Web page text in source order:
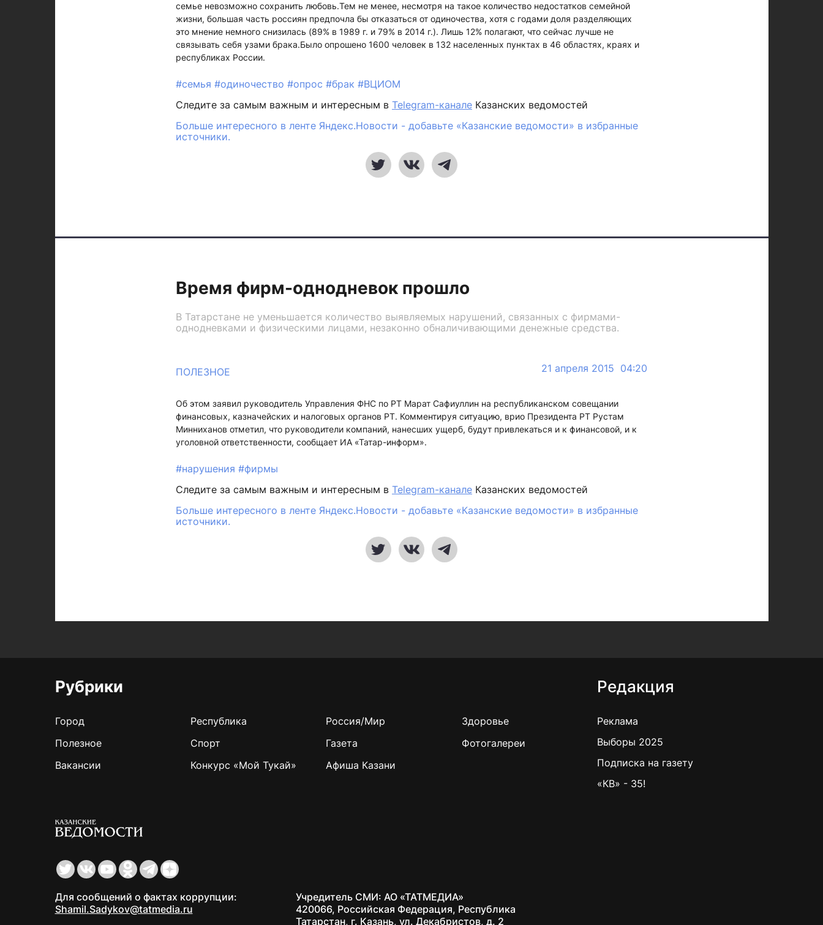
семье невозможно сохранить любовь.Тем не менее, несмотря на такое количество недостатков семейной
жизни, большая часть россиян предпочла бы отказаться от одиночества, хотя с годами доля разделяющих
это мнение немного снизилась (89% в 1989 г. и 79% в 2014 г.). Лишь 12% полагают, что сейчас лучше не
связывать себя узами брака.Было опрошено 1600 человек в 132 населенных пунктах в 46 областях, краях и
республиках России.
#семья #одиночество #опрос #брак #ВЦИОМ
Следите за самым важным и интересным в Telegram-канале Казанских ведомостей
Больше интересного в ленте Яндекс.Новости - добавьте «Казанские ведомости» в избранные
источники.
Время фирм-однодневок прошло
В Татарстане не уменьшается количество выявляемых нарушений, связанных с фирмами-
однодневками и физическими лицами, незаконно обналичивающими денежные средства.
ПОЛЕЗНОЕ 21 апреля 2015 04:20
Об этом заявил руководитель Управления ФНС по РТ Марат Сафиуллин на республиканском совещании
финансовых, казначейских и налоговых органов РТ. Комментируя ситуацию, врио Президента РТ Рустам
Минниханов отметил, что руководители компаний, нанесших ущерб, будут привлекаться и к финансовой, и к
уголовной ответственности, сообщает ИА «Татар-информ».
#нарушения #фирмы
Следите за самым важным и интересным в Telegram-канале Казанских ведомостей
Больше интересного в ленте Яндекс.Новости - добавьте «Казанские ведомости» в избранные
источники.
Рубрики
Город Республика Россия/Мир
Здоровье
Полезное
Спорт Газета
Фотогалереи
Вакансии
Конкурс «Мой Тукай» Афиша Казани
Редакция
Реклама
Выборы 2025
Подписка на газету
«КВ» - 35!
Для сообщений о фактах коррупции:
Shamil.Sadykov@tatmedia.ru
Учредитель СМИ: АО «ТАТМЕДИА»
420066, Российская Федерация, Республика
Татарстан, г. Казань, ул. Декабристов, д. 2